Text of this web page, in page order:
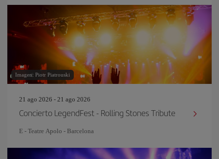
Imagen: Piotr Piatrouski
21 ago 2026 - 21 ago 2026
Concierto LegendFest - Rolling Stones Tribute
E - Teatre Apolo - Barcelona